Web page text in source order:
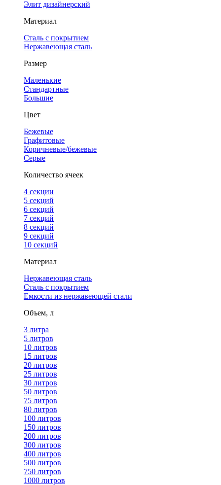
Элит дизайнерский
Материал
Сталь с покрытием
Нержавеющая сталь
Размер
Маленькие
Стандартные
Большие
Цвет
Бежевые
Графитовые
Коричневые/бежевые
Серые
Количество ячеек
4 cекции
5 секций
6 секций
7 секций
8 секций
9 секций
10 секций
Материал
Нержавеющая сталь
Сталь с покрытием
Емкости из нержавеющей стали
Объем, л
3 литра
5 литров
10 литров
15 литров
20 литров
25 литров
30 литров
50 литров
75 литров
80 литров
100 литров
150 литров
200 литров
300 литров
400 литров
500 литров
750 литров
1000 литров